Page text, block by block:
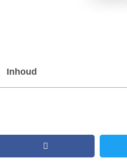
Inhoud